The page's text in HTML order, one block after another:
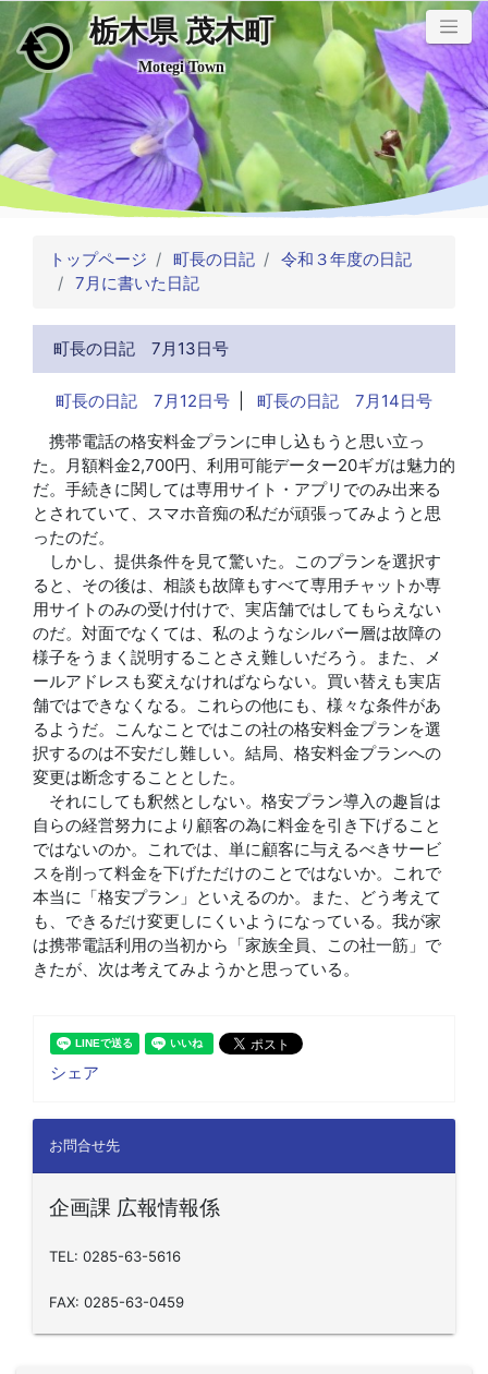
メインコンテンツにスキップ
栃木県 茂木町
Motegi Town
トップページ 町長の日記
令和３年度の日記
7月に書いた日記
町長の日記 7月13日号
町長の日記 7月12日号
町長の日記 7月14日号
携帯電話の格安料金プランに申し込もうと思い立っ
た。月額料金2,700円、利用可能データー20ギガは魅力的
だ。手続きに関しては専用サイト・アプリでのみ出来る
とされていて、スマホ音痴の私だが頑張ってみようと思
ったのだ。
しかし、提供条件を見て驚いた。このプランを選択す
ると、その後は、相談も故障もすべて専用チャットか専
用サイトのみの受け付けで、実店舗ではしてもらえない
のだ。対面でなくては、私のようなシルバー層は故障の
様子をうまく説明することさえ難しいだろう。また、メ
ールアドレスも変えなければならない。買い替えも実店
舗ではできなくなる。これらの他にも、様々な条件があ
るようだ。こんなことではこの社の格安料金プランを選
択するのは不安だし難しい。結局、格安料金プランへの
変更は断念することとした。
それにしても釈然としない。格安プラン導入の趣旨は
自らの経営努力により顧客の為に料金を引き下げること
ではないのか。これでは、単に顧客に与えるべきサービ
スを削って料金を下げただけのことではないか。これで
本当に「格安プラン」といえるのか。また、どう考えて
も、できるだけ変更しにくいようになっている。我が家
は携帯電話利用の当初から「家族全員、この社一筋」で
きたが、次は考えてみようかと思っている。
シェア
お問合せ先
企画課 広報情報係
TEL: 0285-63-5616
FAX: 0285-63-0459